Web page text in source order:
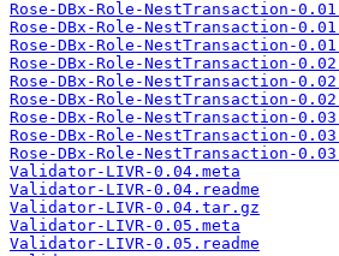
Rose-DBx-Role-NestTransaction-
Rose-DBx-Role-NestTransaction-
Rose-DBx-Role-NestTransaction-
Rose-DBx-Role-NestTransaction-
Rose-DBx-Role-NestTransaction-
Rose-DBx-Role-NestTransaction-
Rose-DBx-Role-NestTransaction-
Rose-DBx-Role-NestTransaction-
Rose-DBx-Role-NestTransaction-
Validator-LIVR-0.04.meta
Validator-LIVR-0.04.readme
Validator-LIVR-0.04.tar.gz
Validator-LIVR-0.05.meta
Validator-LIVR-0.05.readme